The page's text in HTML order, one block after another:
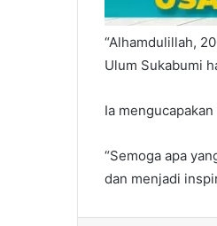
“Alhamdulillah,
Ulum Sukabumi
Ia
“Semoga apa
dan menjadi